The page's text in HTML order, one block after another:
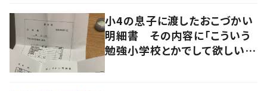
小4の息子に渡したおこづかい
明細書 その内容に「こういう
勉強小学校とかでして欲しい」